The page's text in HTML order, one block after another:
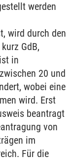
werden
wird durch den
GdB,
in
20 und
wobei eine
wird. Erst
beantragt
von
im
Für die